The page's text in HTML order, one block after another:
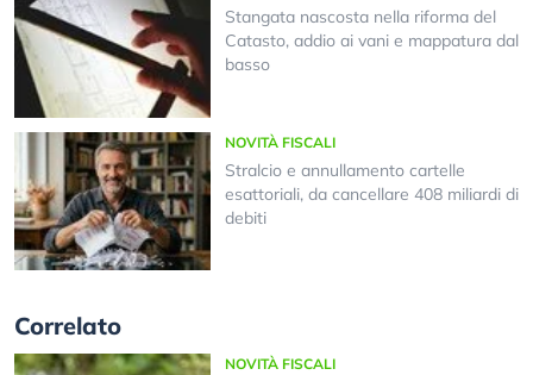
Stangata nascosta nella riforma del
Catasto, addio ai vani e mappatura dal
basso
NOVITÀ FISCALI
Stralcio e annullamento cartelle
esattoriali, da cancellare 408 miliardi di
debiti
Correlato
NOVITÀ FISCALI